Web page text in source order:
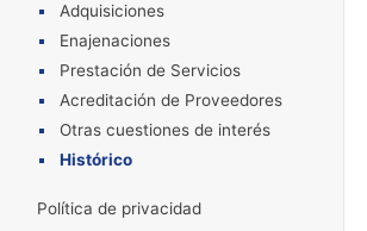
Adquisiciones
Enajenaciones
Prestación de Servicios
Acreditación de Proveedores
Otras cuestiones de interés
Histórico
Política de privacidad